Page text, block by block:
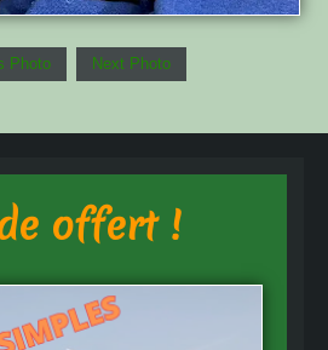
Photo Next Photo
offert !